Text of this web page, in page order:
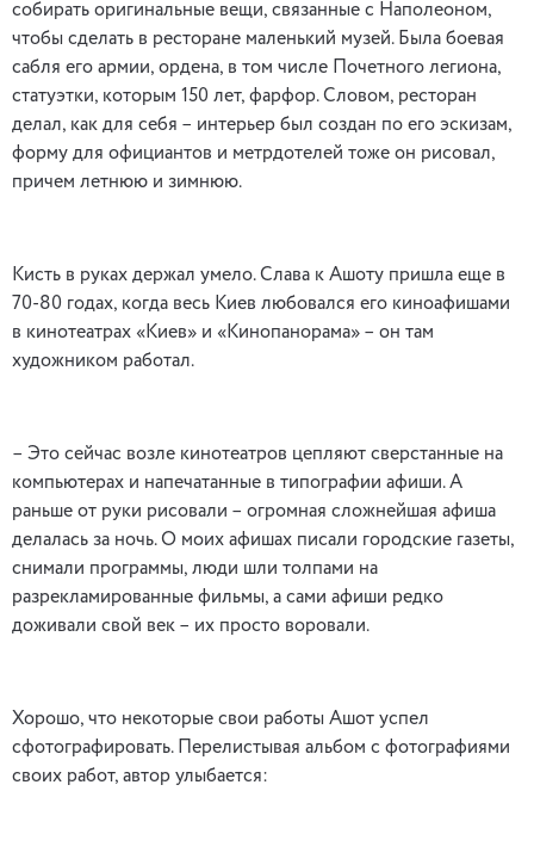
собирать оригинальные вещи, связанные с Наполеоном,
чтобы сделать в ресторане маленький музей. Была боевая
сабля его армии, ордена, в том числе Почетного легиона,
статуэтки, которым 150 лет, фарфор. Словом, ресторан
делал, как для себя – интерьер был создан по его эскизам,
форму для официантов и метрдотелей тоже он рисовал,
причем летнюю и зимнюю.
Кисть в руках держал умело. Слава к Ашоту пришла еще в
70-80 годах, когда весь Киев любовался его киноафишами
в кинотеатрах «Киев» и «Кинопанорама» – он там
художником работал.
– Это сейчас возле кинотеатров цепляют сверстанные на
компьютерах и напечатанные в типографии афиши. А
раньше от руки рисовали – огромная сложнейшая афиша
делалась за ночь. О моих афишах писали городские газеты,
снимали программы, люди шли толпами на
разрекламированные фильмы, а сами афиши редко
доживали свой век – их просто воровали.
Хорошо, что некоторые свои работы Ашот успел
сфотографировать. Перелистывая альбом с фотографиями
своих работ, автор улыбается: